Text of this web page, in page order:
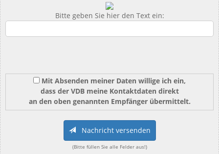
Bitte geben Sie hier den Text ein:
Mit Absenden meiner Daten willige ich ein,
dass der VDB meine Kontaktdaten direkt
an den oben genannten Empfänger übermittelt.
Nachricht versenden
(Bitte füllen Sie alle Felder aus!)